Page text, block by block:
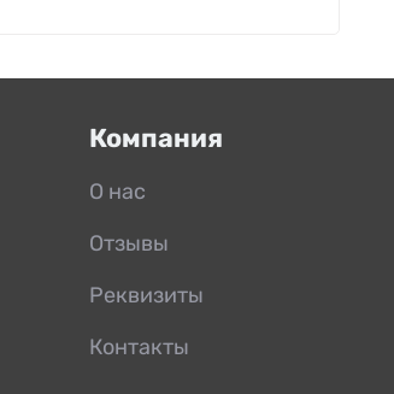
Компания
О нас
Отзывы
Реквизиты
Контакты